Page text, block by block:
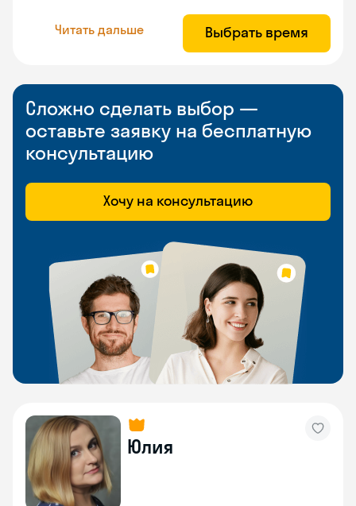
Читать дальше Выбрать время
Сложно сделать выбор —
оставьте заявку на бесплатную
консультацию
Хочу на консультацию
Юлия